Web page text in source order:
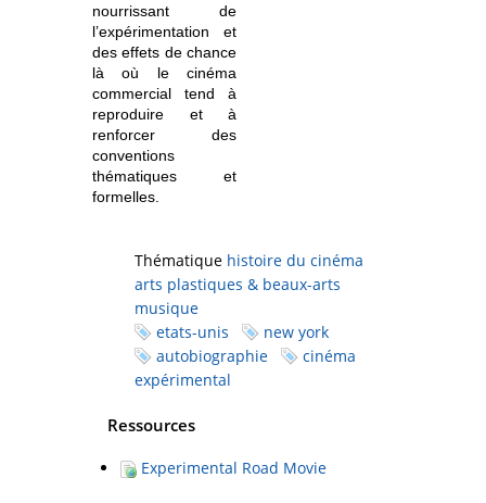
nourrissant de
l’expérimentation et
des effets de chance
là où le cinéma
commercial tend à
reproduire et à
renforcer des
conventions
thématiques et
formelles.
Thématique histoire du cinéma
arts plastiques & beaux-arts
musique
etats-unis
new york
autobiographie
cinéma
expérimental
Ressources
Experimental Road Movie